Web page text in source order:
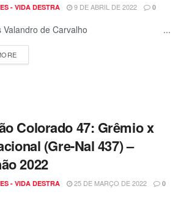
- VIDA DESTRA 9 DE ABRIL DE 2022 0
Valandro de Carvalho ...
Colorado 47: Grêmio x
(Gre-Nal 437) –
2022
- VIDA DESTRA 25 DE MARÇO DE 2022 0